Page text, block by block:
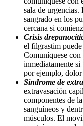
sala de urgencias.
sangrado en los
cercana si
Crisis
el filgrastim
Comuníquese con
inmediatamente si
por ejemplo,
Síndrome de
extravasación
componentes de
sanguíneos y
músculos. El